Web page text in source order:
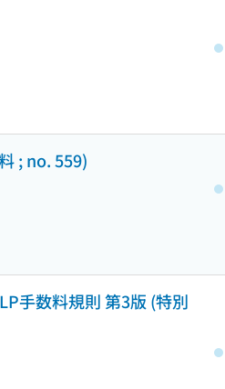
; no. 559)
手数料規則 第3版 (特別